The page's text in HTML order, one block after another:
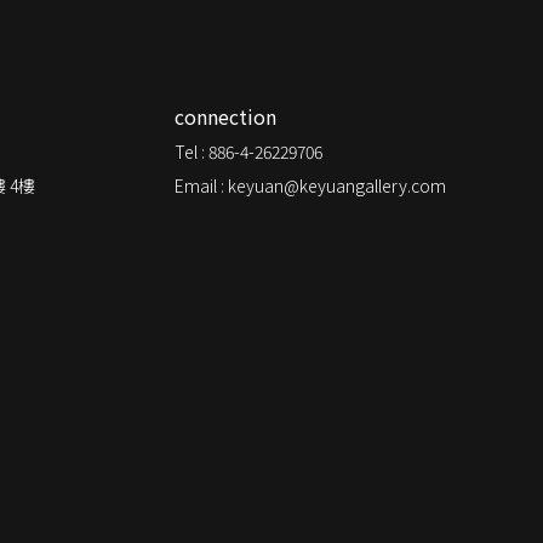
4樓
connection
Tel : 886-4-26229706
Email : keyuan@keyuangallery.com